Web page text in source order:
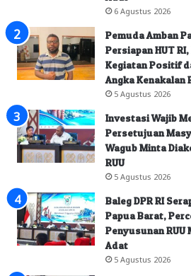
6 Agustus 2026
Pemuda Amban
Persiapan HUT
Kegiatan Positif
Angka Kenakalan
5 Agustus 2026
Investasi Wajib
Persetujuan
Wagub Minta
RUU
5 Agustus 2026
Baleg DPR RI
Papua Barat,
Penyusunan
Adat
5 Agustus 2026